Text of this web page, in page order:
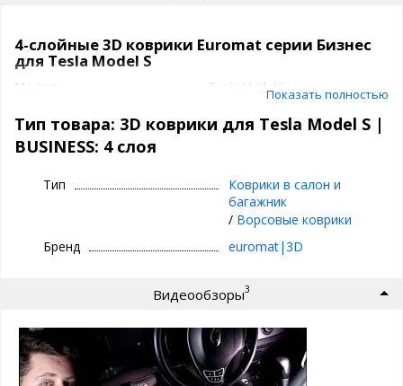
4-слойные 3D коврики Euromat серии Бизнес
для Tesla Model S
Модель
Tesla Model S
Класс
BUSINESS: 4 слоя
Подпятник
термопластик
Производитель
Коврики 3D|Euromat
⊕ объединяют лучшие качества резиновых и
текстильных ковриков
⊕ используются круглый год - забудьте про
лужи под ногами зимой
⊕ имеют подпятник из термопластика
⊕ легко чистятся и просты в уходе
Показать полностью
Тип товара: 3D коврики для Tesla Model S |
BUSINESS: 4 слоя
Тип
Коврики в салон и
багажник
/ Ворсовые коврики
Бренд
euromat|3D
Видеообзоры3